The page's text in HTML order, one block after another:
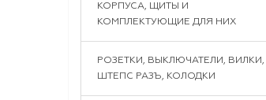
КОРПУСА, ЩИТЫ И
КОМПЛЕКТУЮЩИЕ ДЛЯ НИХ
РОЗЕТКИ, ВЫКЛЮЧАТЕЛИ, ВИЛКИ,
ШТЕПС РАЗЪ, КОЛОДКИ